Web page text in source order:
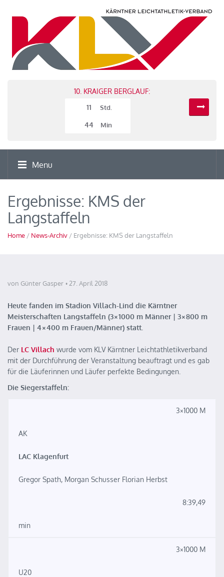
10. KRAIGER BERGLAUF:
11
Std.
44 Min
Menu
Ergebnisse: KMS der
Langstaffeln
Home / News-Archiv / Ergebnisse: KMS der Langstaffeln
von Günter Gasper 27. April 2018
Heute fanden im Stadion Villach-Lind die Kärntner
Meisterschaften Langstaffeln (3×1000 m Männer | 3×800 m
Frauen | 4×400 m Frauen/Männer) statt.
Der LC Villach wurde vom KLV Kärntner Leichtathletikverband
mit der Durchführung der Veranstaltung beauftragt und es gab
für die Läuferinnen und Läufer perfekte Bedingungen.
Die Siegerstaffeln:
3×1000 M
AK
LAC Klagenfurt
Gregor Spath, Morgan Schusser Florian Herbst
8:39,49
min
3×1000 M
U20